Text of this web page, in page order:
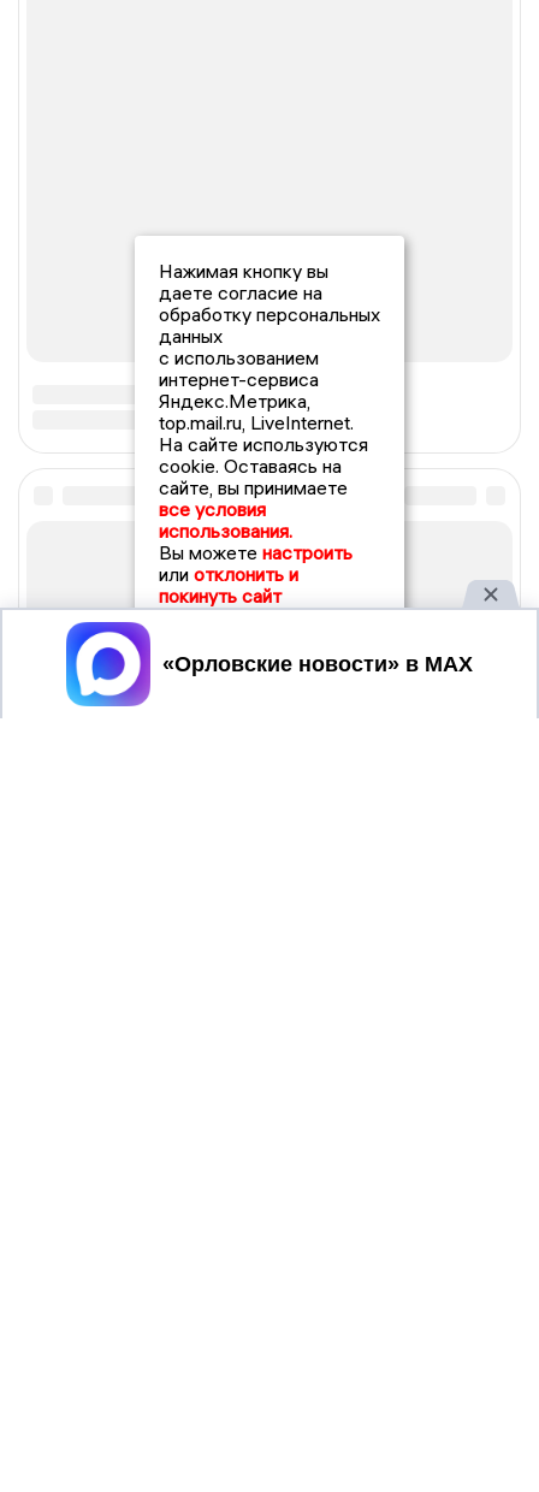
Нажимая кнопку вы
даете согласие на
обработку персональных
данных
с использованием
интернет-сервиса
Яндекс.Метрика,
top.mail.ru, LiveInternet.
На сайте используются
cookie. Оставаясь на
сайте, вы принимаете
все условия
использования.
Вы можете настроить
или отклонить и
покинуть сайт
Принять